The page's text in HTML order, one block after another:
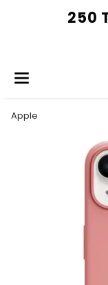
250
Apple